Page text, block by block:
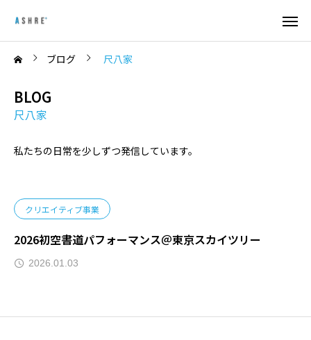
ブログ 尺八家
BLOG
尺八家
私たちの日常を少しずつ発信しています。
クリエイティブ事業
2026初空書道パフォーマンス＠東京スカイツリー
2026.01.03